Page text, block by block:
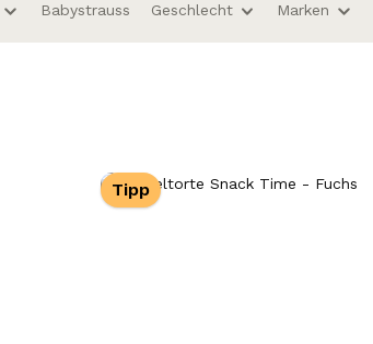
Babystrauss Geschlecht Marken
Tipp